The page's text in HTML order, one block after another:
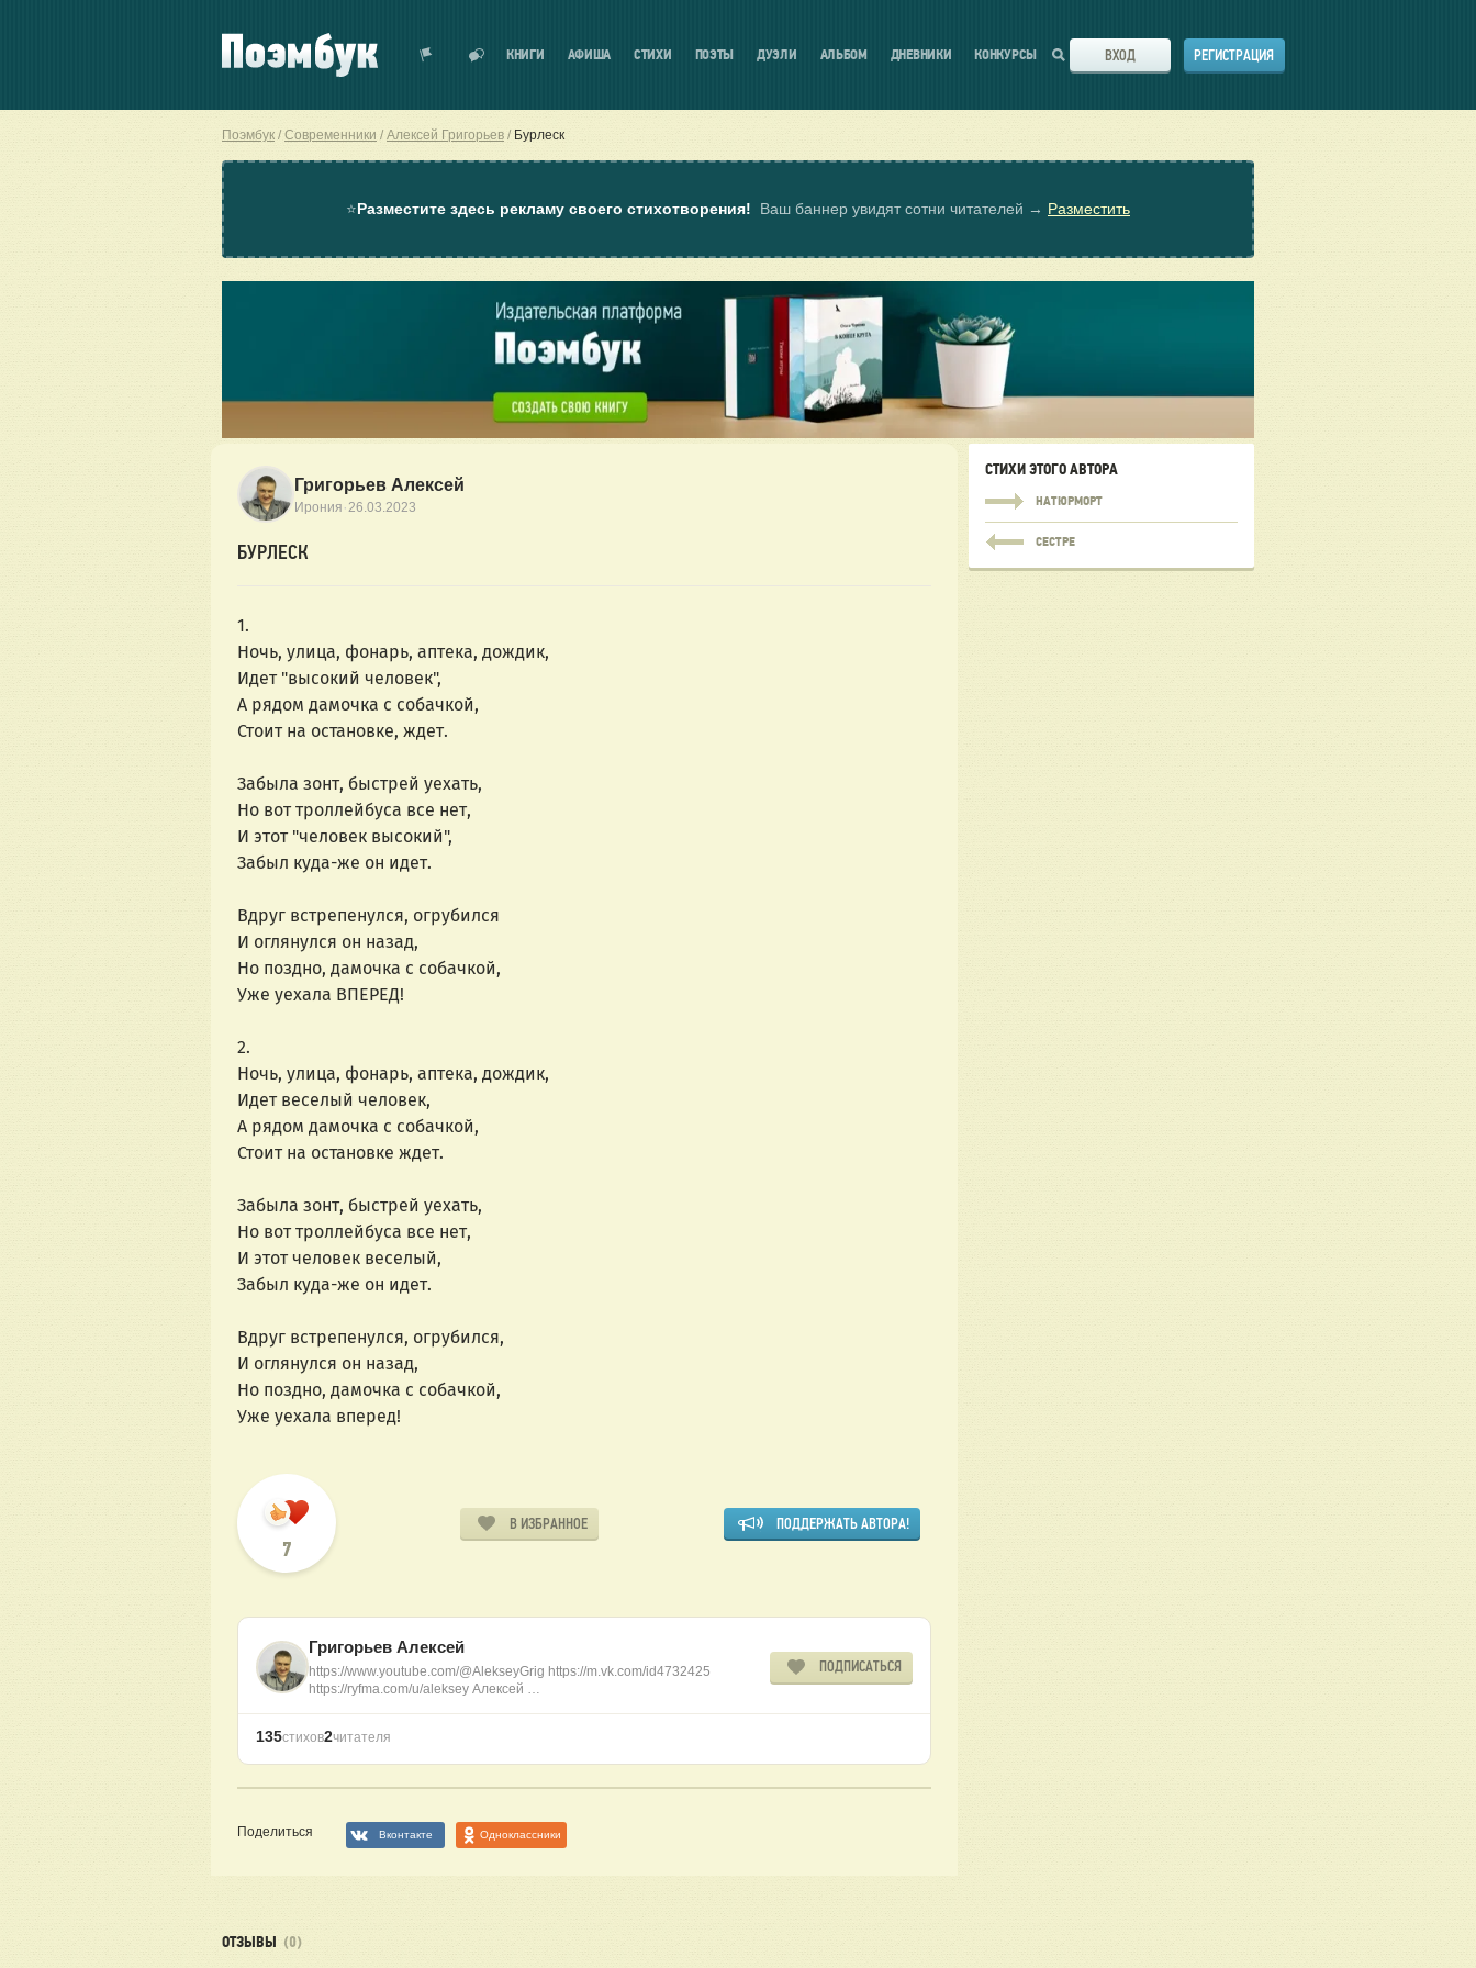
КНИГИ АФИША СТИХИ ПОЭТЫ ДУЭЛИ АЛЬБОМ ДНЕВНИКИ КОНКУРСЫ ВХОД РЕГИСТРАЦИЯ
Поэмбук Современники Алексей Григорьев Бурлеск
⭐Разместите здесь рекламу своего стихотворения! Ваш баннер увидят сотни читателей → Разместить
Григорьев Алексей
Ирония ·26.03.2023
БУРЛЕСК
1.
Ночь, улица, фонарь, аптека, дождик,
Идет "высокий человек",
А рядом дамочка с собачкой,
Стоит на остановке, ждет.
Забыла зонт, быстрей уехать,
Но вот троллейбуса все нет,
И этот "человек высокий",
Забыл куда-же он идет.
Вдруг встрепенулся, огрубился
И оглянулся он назад,
Но поздно, дамочка с собачкой,
Уже уехала ВПЕРЕД!
2.
Ночь, улица, фонарь, аптека, дождик,
Идет веселый человек,
А рядом дамочка с собачкой,
Стоит на остановке ждет.
Забыла зонт, быстрей уехать,
Но вот троллейбуса все нет,
И этот человек веселый,
Забыл куда-же он идет.
Вдруг встрепенулся, огрубился,
И оглянулся он назад,
Но поздно, дамочка с собачкой,
Уже уехала вперед!
7
В ИЗБРАННОЕ ПОДДЕРЖАТЬ АВТОРА!
Григорьев Алексей
https://www.youtube.com/@AlekseyGrig https://m.vk.com/id4732425
https://ryfma.com/u/aleksey Алексей …
ПОДПИСАТЬСЯ
135стихов2читателя
Поделиться Вконтакте Одноклассники
СТИХИ ЭТОГО АВТОРА
НАТЮРМОРТ
СЕСТРЕ
ОТЗЫВЫ (0)